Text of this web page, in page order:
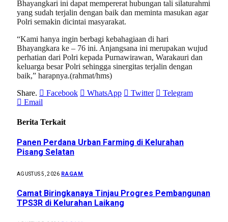
Bhayangkari ini dapat mempererat hubungan tali silaturahmi
yang sudah terjalin dengan baik dan meminta masukan agar
Polri semakin dicintai masyarakat.
“Kami hanya ingin berbagi kebahagiaan di hari
Bhayangkara ke – 76 ini. Anjangsana ini merupakan wujud
perhatian dari Polri kepada Purnawirawan, Warakauri dan
keluarga besar Polri sehingga sinergitas terjalin dengan
baik,” harapnya.(rahmat/hms)
Share.
Facebook WhatsApp Twitter
Telegram
Email
Berita Terkait
Panen Perdana Urban Farming di Kelurahan
Pisang Selatan
AGUSTUS 5, 2026 RAGAM
Camat Biringkanaya Tinjau Progres Pembangunan
TPS3R di Kelurahan Laikang